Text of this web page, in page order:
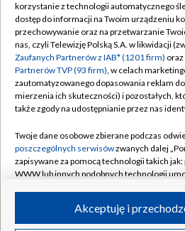
TVP
Abonament TVP
Emisja w TVP
Centrum informacji TVP
Naziemna Telewizja Cyfrowa
Rada Programowa
System NOS
Informacje o nadawcy
Program dla prasy
Regulamin
Polityka
Moje
Pomoc
Kontakt
Kanały
korzystanie z technologii automatycznego
dostęp do informacji na Twoim urządzeniu
przechowywanie oraz na przetwarzanie
nas, czyli Telewizję Polską S.A. w likwidacji
Zaufanych Partnerów z IAB* (1201 firm) oraz
Partnerów TVP (93 firm), w celach
zautomatyzowanego dopasowania reklam
mierzenia ich skuteczności) i pozostałych,
także zgody na udostępnianie przez nas
Twoje dane osobowe zbierane podczas
poszczególnych serwisówzwanych dalej
zapisywane za pomocą technologii takich
WWW lub innych podobnych technologii
ruchu w Internecie.Akceptuję i